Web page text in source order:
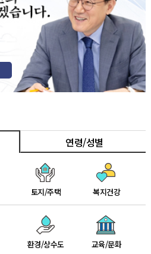
토지/주택 복지건강
환경/상수도 교육/문화
연령/성별